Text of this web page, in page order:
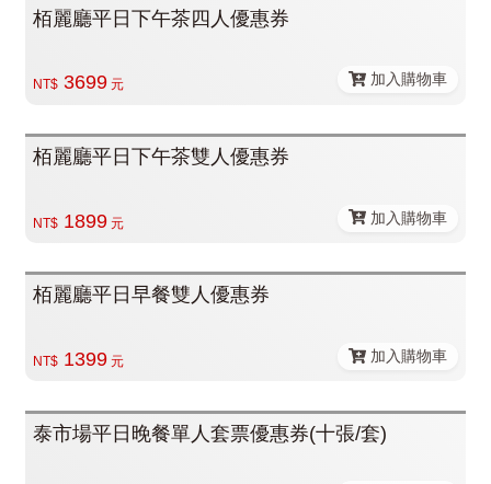
栢麗廳平日下午茶四人優惠券
NT$3699元 加入購物車
栢麗廳平日下午茶雙人優惠券
NT$1899元 加入購物車
栢麗廳平日早餐雙人優惠券
NT$1399元 加入購物車
泰市場平日晚餐單人套票優惠券(十張/套)